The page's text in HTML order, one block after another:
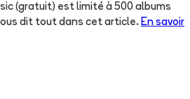
(gratuit) est limité à 500 albums
dit tout dans cet article. En savoir